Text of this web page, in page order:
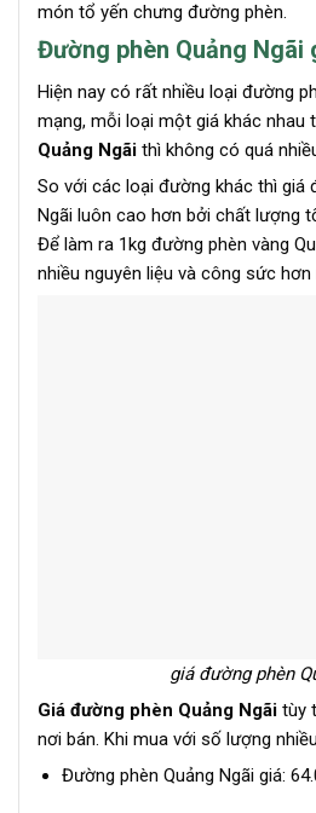
món tổ yến chưng đường phèn.
Đường phèn Quảng Ngãi
Hiện nay có rất nhiều loại đường
mạng, mỗi loại một giá khác nhau
Quảng Ngãi thì không có quá
So với các loại đường khác thì giá
Ngãi luôn cao hơn bởi chất lượng
Để làm ra 1kg đường phèn vàng
nhiều nguyên liệu và công sức
giá đường phèn
Giá đường phèn Quảng Ngãi tùy
nơi bán. Khi mua với số lượng
Đường phèn Quảng Ngãi giá: